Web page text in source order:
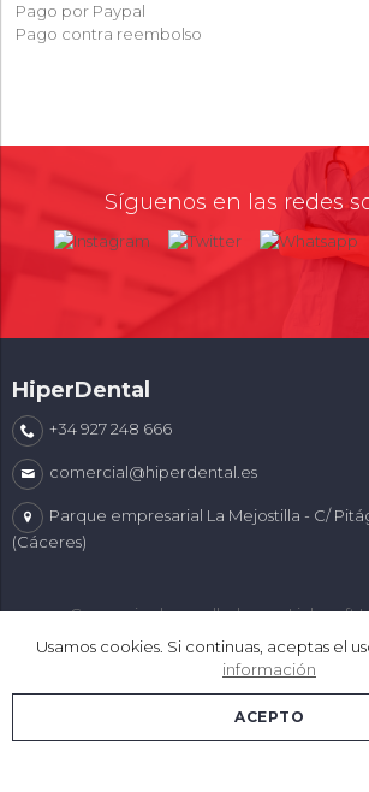
Usamos cookies. Si continuas, aceptas el
información
ACEPTO
Pago por Paypal
Pago contra reembolso
Síguenos en las redes
HiperDental
+34 927 248 666
comercial@hiperdental.es
Parque empresarial La Mejostilla - C/
(Cáceres)
Comercio desarrollado conLinkasoft